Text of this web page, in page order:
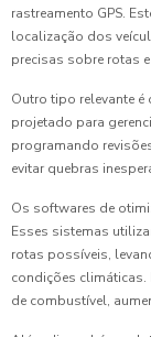
rastreamento GPS.
localização dos
precisas sobre rotas
Outro tipo relevante é
projetado para
programando
evitar quebras
Os softwares de
Esses sistemas
rotas possíveis,
condições climáticas.
de combustível,